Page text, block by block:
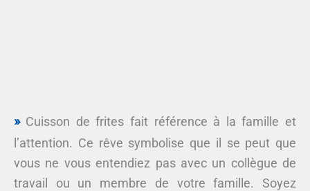
Cuisson de frites fait référence à la famille et
l’attention. Ce rêve symbolise que il se peut que
vous ne vous entendiez pas avec un collègue de
travail ou un membre de votre famille. Soyez